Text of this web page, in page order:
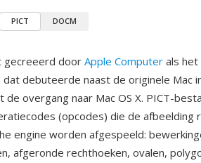
PICT DOCM
gecreeerd door Apple Computer als het
debuteerde naast de originele Mac
overgang naar Mac OS X. PICT-
(opcodes) die de afbeelding
engine worden afgespeeld:
afgeronde rechthoeken, ovalen,